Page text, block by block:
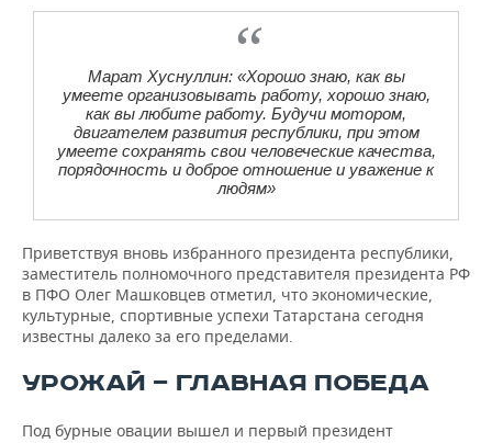
Марат Хуснуллин: «Хорошо знаю, как вы
умеете организовывать работу, хорошо знаю,
как вы любите работу. Будучи мотором,
двигателем развития республики, при этом
умеете сохранять свои человеческие качества,
порядочность и доброе отношение и уважение к
людям»
Приветствуя вновь избранного президента республики,
заместитель полномочного представителя президента РФ
в ПФО Олег Машковцев отметил, что экономические,
культурные, спортивные успехи Татарстана сегодня
известны далеко за его пределами.
УРОЖАЙ — ГЛАВНАЯ ПОБЕДА
Под бурные овации вышел и первый президент